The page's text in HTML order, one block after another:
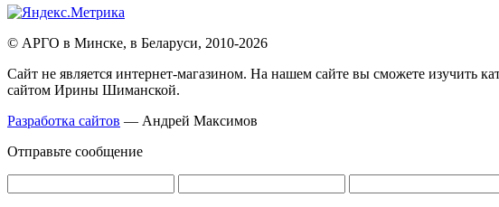
© АРГО в Минске, в Беларуси, 2010-2026
Cайт не является интернет-магазином. На нашем сайте вы сможете изучить
сайтом Ирины Шиманской.
Разработка сайтов — Андрей Максимов
Отправьте сообщение